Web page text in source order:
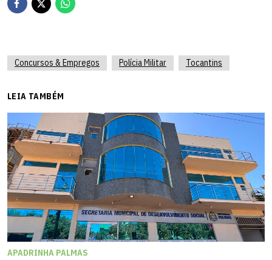
Concursos & Empregos Polícia Militar Tocantins
LEIA TAMBÉM
APADRINHA PALMAS